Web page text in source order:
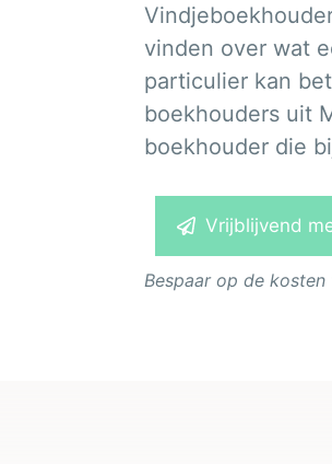
vinden over wat
particulier kan
boekhouders uit
boekhouder die
Vrijblijvend
Bespaar op de